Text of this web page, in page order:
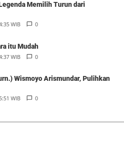
Memilih Turun dari
WIB 0
itu Mudah
WIB 0
Wismoyo Arismundar, Pulihkan
WIB 0